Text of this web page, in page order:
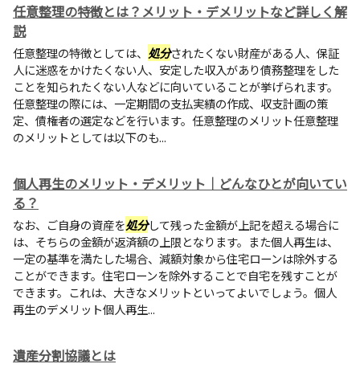
任意整理の特徴とは？メリット・デメリットなど詳しく解
説
任意整理の特徴としては、 処分されたくない財産がある人、保証
人に迷惑をかけたくない人、安定した収入があり債務整理をした
ことを知られたくない人などに向いていることが挙げられます。
任意整理の際には、一定期間の支払実績の作成、収支計画の策
定、債権者の選定などを行います。任意整理のメリット任意整理
のメリットとしては以下のも...
個人再生のメリット・デメリット｜どんなひとが向いてい
る？
なお、ご自身の資産を処分して残った金額が上記を超える場合に
は、そちらの金額が返済額の上限となります。また個人再生は、
一定の基準を満たした場合、減額対象から住宅ローンは除外する
ことができます。住宅ローンを除外することで自宅を残すことが
できます。これは、大きなメリットといってよいでしょう。個人
再生のデメリット個人再生...
遺産分割協議とは